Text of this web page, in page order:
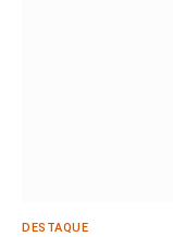
DESTAQUE